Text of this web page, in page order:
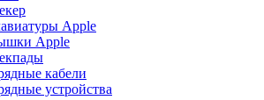
Apple
Apple
кабели
устройства